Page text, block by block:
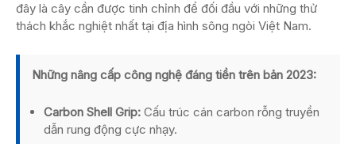
đây là cây cần được tinh chỉnh để đối đầu với những thử
thách khắc nghiệt nhất tại địa hình sông ngòi Việt Nam.
Những nâng cấp công nghệ đáng tiền trên bản 2023:
Carbon Shell Grip: Cấu trúc cán carbon rỗng truyền
dẫn rung động cực nhạy.